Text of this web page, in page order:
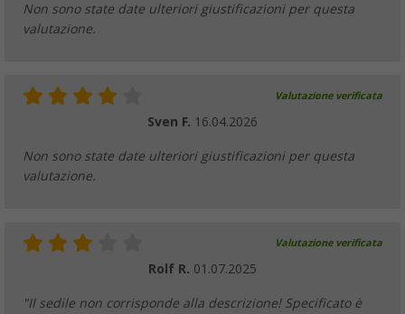
Non sono state date ulteriori giustificazioni per questa
valutazione.
Valutazione verificata
Sven F. 16.04.2026
Non sono state date ulteriori giustificazioni per questa
valutazione.
Valutazione verificata
Rolf R. 01.07.2025
"Il sedile non corrisponde alla descrizione! Specificato è